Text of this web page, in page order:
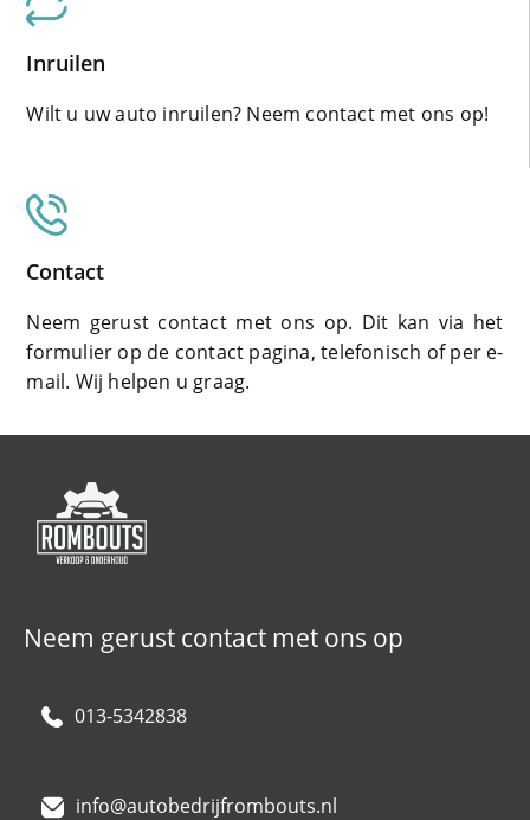
Inruilen
Wilt u uw auto inruilen? Neem contact met ons op!
Contact
Neem gerust contact met ons op. Dit kan via het
formulier op de contact pagina, telefonisch of per e-
mail. Wij helpen u graag.
Neem gerust contact met ons op
013-5342838
info@autobedrijfrombouts.nl